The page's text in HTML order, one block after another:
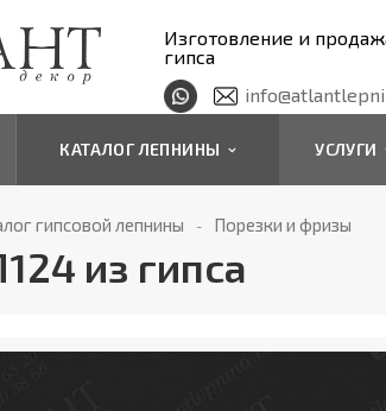
Изготовление и
гипса
КАТАЛОГ ЛЕПНИНЫ УСЛУГИ
гипсовой лепнины Порезки и фризы
из гипса